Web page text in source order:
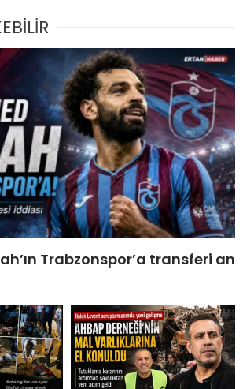
Trabzonspor’a transferi an